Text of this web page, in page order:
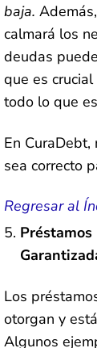
baja.
calmará los
deudas
que es
todo lo que
En
sea correcto
Regresar al
Préstamos
Los
otorgan y
Algunos